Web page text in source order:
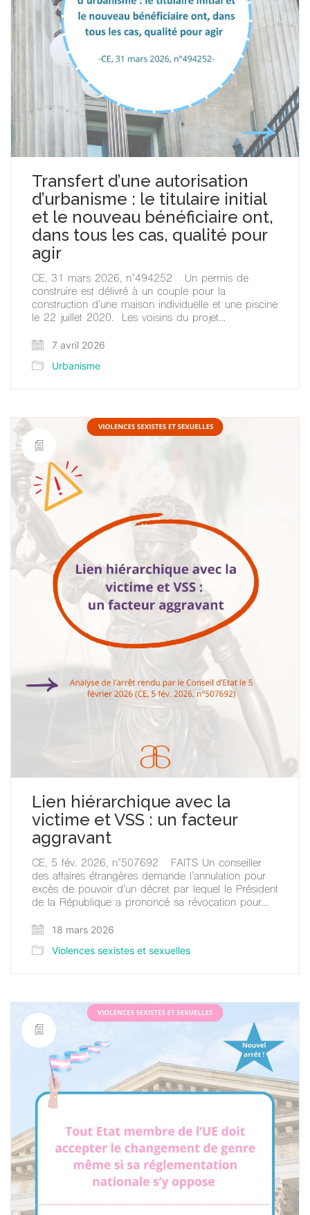
Transfert d’une autorisation
d’urbanisme : le titulaire initial
et le nouveau bénéficiaire ont,
dans tous les cas, qualité pour
agir
CE, 31 mars 2026, n°494252 Un permis de
construire est délivré à un couple pour la
construction d’une maison individuelle et une piscine
le 22 juillet 2020. Les voisins du projet…
7 avril 2026
Urbanisme
Lien hiérarchique avec la
victime et VSS : un facteur
aggravant
CE, 5 fév. 2026, n°507692 FAITS Un conseiller
des affaires étrangères demande l’annulation pour
excès de pouvoir d’un décret par lequel le Président
de la République a prononcé sa révocation pour…
18 mars 2026
Violences sexistes et sexuelles